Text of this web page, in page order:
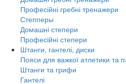
Професійні гребні тренажери
Степперы
Домашні степери
Професійні степери
Штанги, гантелі, диски
Пояси для важкої атлетики та
Штанги та грифи
Гантелі